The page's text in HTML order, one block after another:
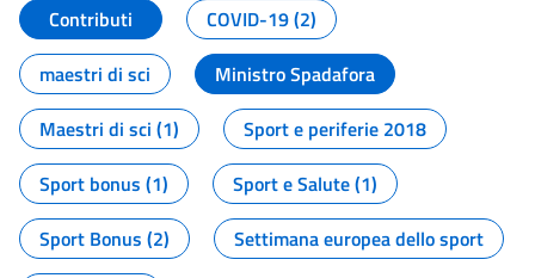
Contributi
COVID-19 (2)
maestri di sci
Ministro Spadafora
Maestri di sci (1)
Sport e periferie 2018
Sport bonus (1)
Sport e Salute (1)
Sport Bonus (2)
Settimana europea dello sport